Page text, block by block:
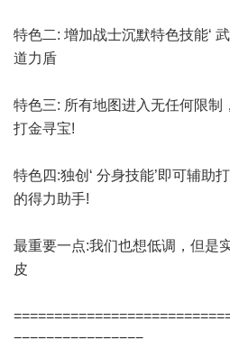
特色二: 增加战士沉默特色技能‘
道力盾
特色三: 所有地图进入无任何限制
打金寻宝!
特色四:独创‘ 分身技能’即可辅助
的得力助手!
最重要一点:我们也想低调，但是
皮